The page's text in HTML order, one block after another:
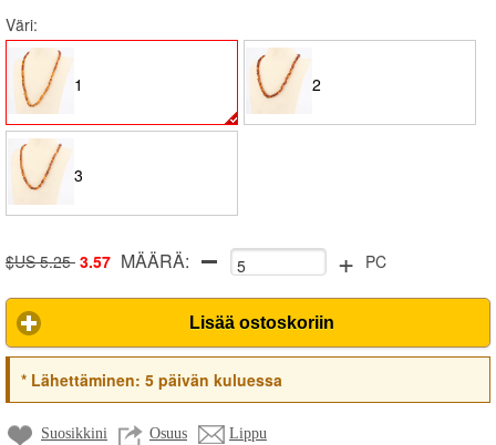
Väri:
1 2
3
$US 5.25 3.57 MÄÄRÄ: + PC
Lisää ostoskoriin
*Lähettäminen: 5 päivän kuluessa
Suosikkini Osuus Lippu